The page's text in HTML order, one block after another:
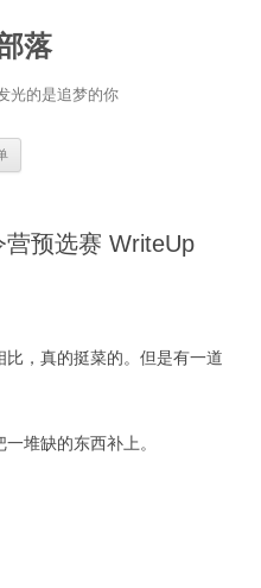
落
光的是追梦的你
预选赛 WriteUp
，真的挺菜的。但是有一道
堆缺的东西补上。